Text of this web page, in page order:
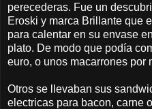
perecederas. Fue un
Eroski y marca Brillante que
para calentar en su envase
plato. De modo que podía
euro, o unos macarrones por
Otros se llevaban sus
electricas para bacon, carne